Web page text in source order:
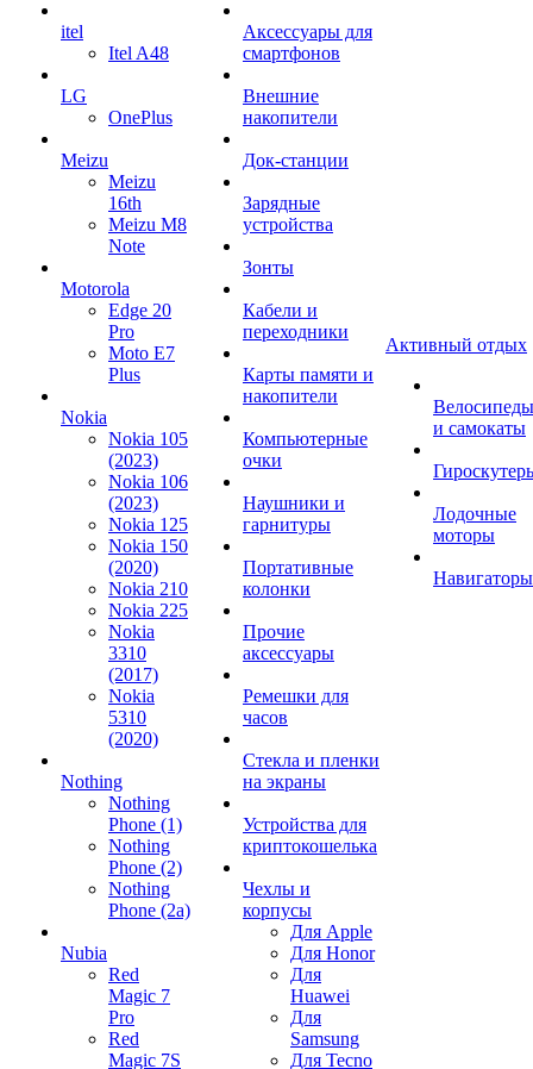
itel
Itel A48
LG
OnePlus
Meizu
Meizu
16th
Meizu M8
Note
Motorola
Edge 20
Pro
Moto E7
Plus
Nokia
Nokia 105
(2023)
Nokia 106
(2023)
Nokia 125
Nokia 150
(2020)
Nokia 210
Nokia 225
Nokia
3310
(2017)
Nokia
5310
(2020)
Nothing
Nothing
Phone (1)
Nothing
Phone (2)
Nothing
Phone (2a)
Nubia
Red
Magic 7
Pro
Red
Magic 7S
Аксессуары для
смартфонов
Внешние
накопители
Док-станции
Зарядные
устройства
Зонты
Кабели и
переходники
Карты памяти и
накопители
Компьютерные
очки
Наушники и
гарнитуры
Портативные
колонки
Прочие
аксессуары
Ремешки для
часов
Стекла и пленки
на экраны
Устройства для
криптокошелька
Чехлы и
корпусы
Для Apple
Для Honor
Для
Huawei
Для
Samsung
Для Tecno
Активный отдых
Велосипеды
и самокаты
Лодочные
моторы
Навигаторы